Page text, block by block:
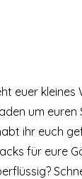
euer
um
ihr euch
für eure